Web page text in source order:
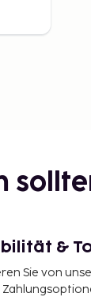
&
Sie von